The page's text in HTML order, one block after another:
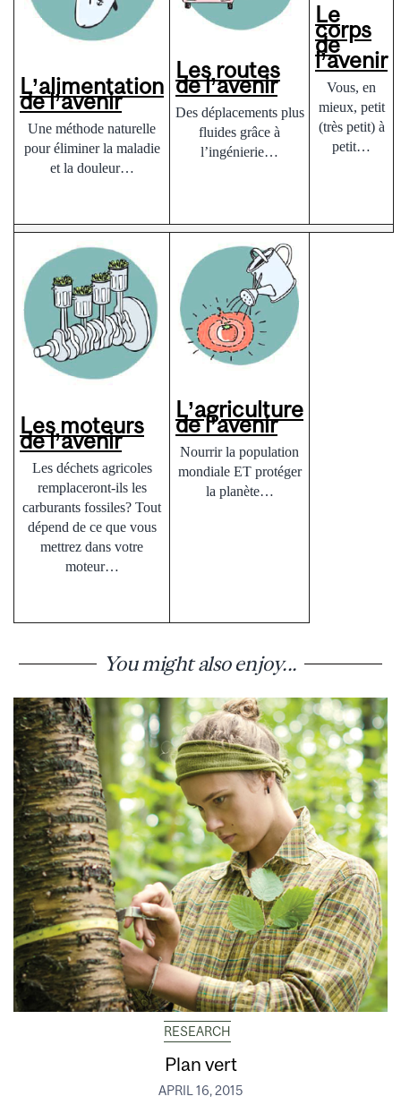
L’alimentation
de l’avenir
Une méthode naturelle
pour éliminer la maladie
et la douleur…
Les routes
de l’avenir
Des déplacements plus
fluides grâce à
l’ingénierie…
Le
corps
de
l’avenir
Vous, en
mieux, petit
(très petit) à
petit…
Les moteurs
de l’avenir
Les déchets agricoles
remplaceront-ils les
carburants fossiles? Tout
dépend de ce que vous
mettrez dans votre
moteur…
L’agriculture
de l’avenir
Nourrir la population
mondiale ET protéger
la planète…
You might also enjoy...
RESEARCH
Plan vert
APRIL 16, 2015